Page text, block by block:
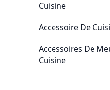
Cuisine
Accessoire De
Accessoires De
Cuisine